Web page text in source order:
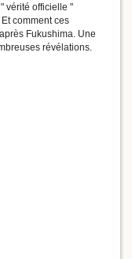
vérité officielle "
comment ces
Fukushima. Une
révélations.